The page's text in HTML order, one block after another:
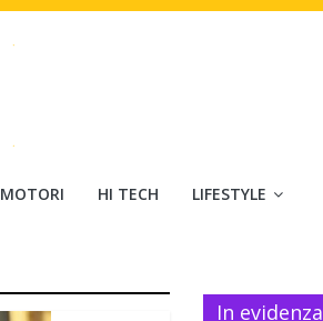
MOTORI HI TECH LIFESTYLE
In evidenza